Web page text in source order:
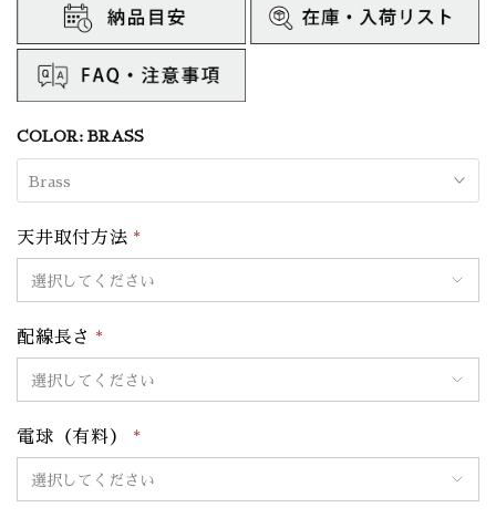
COLOR: BRASS
Brass
天井取付方法 *
配線長さ *
電球（有料） *